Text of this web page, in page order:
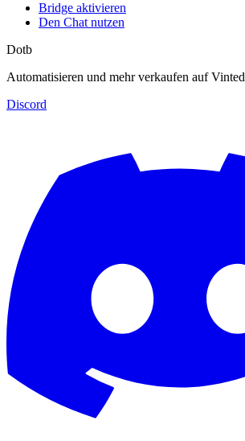
Bridge aktivieren
Den Chat nutzen
Dotb
Automatisieren und mehr verkaufen auf Vinted
Discord